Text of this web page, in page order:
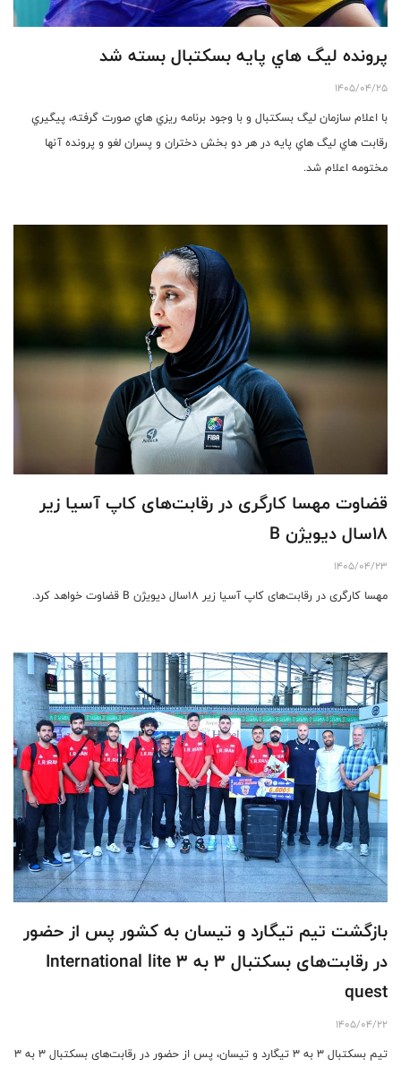
پرونده ليگ هاي پايه بسكتبال بسته شد
1405/04/25
با اعلام سازمان ليگ بسكتبال و با وجود برنامه ريزي هاي صورت گرفته، پيگيري
رقابت هاي ليگ هاي پايه در هر دو بخش دختران و پسران لغو و پرونده آنها
مختومه اعلام شد.
قضاوت مهسا کارگری در رقابت‌های کاپ آسیا زیر
18سال دیویژن B
1405/04/23
مهسا کارگری در رقابت‌های کاپ آسیا زیر 18سال دیویژن B قضاوت خواهد کرد.
بازگشت تیم تیگارد و تیسان به کشور پس از حضور
در رقابت‌های بسکتبال ۳ به ۳ International lite
quest
1405/04/22
تیم بسکتبال ۳ به ۳ تیگارد و تیسان، پس از حضور در رقابت‌های بسکتبال ۳ به ۳